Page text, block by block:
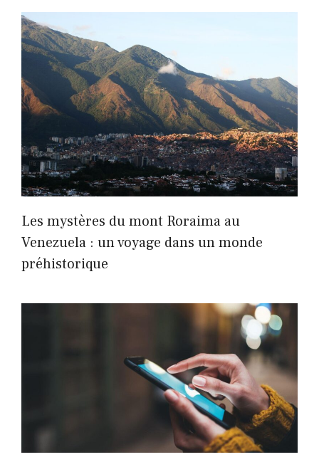
Les mystères du mont Roraima au
Venezuela : un voyage dans un monde
préhistorique